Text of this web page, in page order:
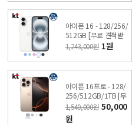
아이폰 16 - 128/256/
512GB [무료 견적받
기] 싼올레폰
1,243,000원 1원
아이폰 16프로 - 128/
256/512GB/1TB [무
료 견적받기] 싼올레폰
1,540,000원 50,000
원